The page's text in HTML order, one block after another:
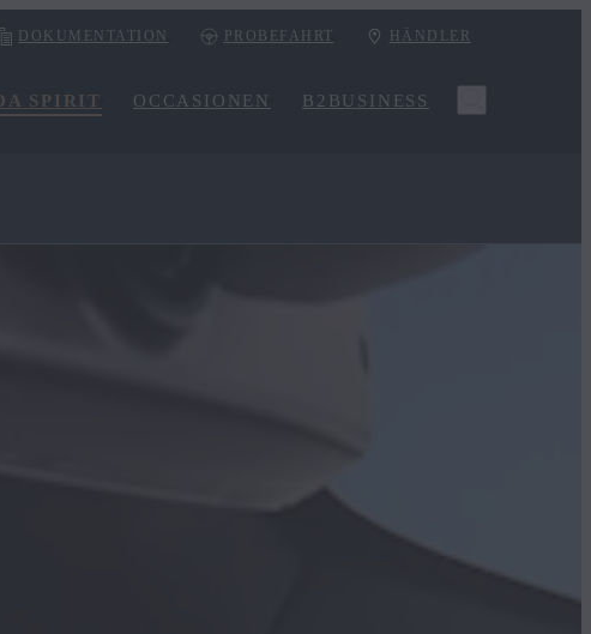
DOKUMENTATION PROBEFAHRT HÄNDLER
SPIRIT OCCASIONEN B2BUSINESS